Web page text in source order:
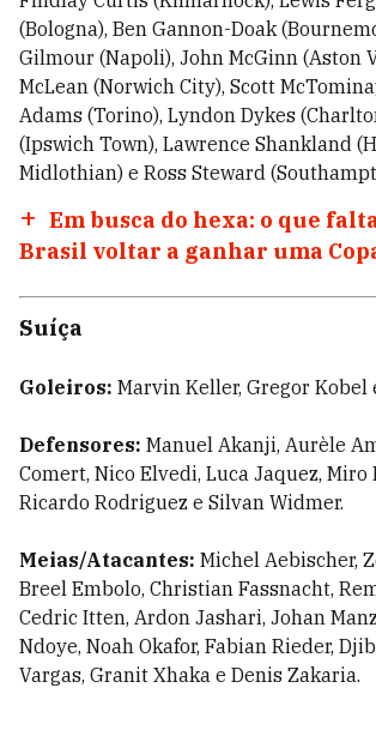
(Bologna), Ben Gannon-Doak
Gilmour (Napoli), John McGinn (Aston
McLean (Norwich City), Scott
Adams (Torino), Lyndon Dykes
(Ipswich Town), Lawrence Shankland
Midlothian) e Ross Steward
Em busca do hexa: o que
Brasil voltar a ganhar uma
Suíça
Goleiros: Marvin Keller, Gregor Kobel
Defensores: Manuel Akanji, Aurèle
Comert, Nico Elvedi, Luca Jaquez, Miro
Ricardo Rodriguez e Silvan Widmer.
Meias/Atacantes: Michel Aebischer,
Breel Embolo, Christian Fassnacht,
Cedric Itten, Ardon Jashari, Johan
Ndoye, Noah Okafor, Fabian Rieder,
Vargas, Granit Xhaka e Denis Zakaria.